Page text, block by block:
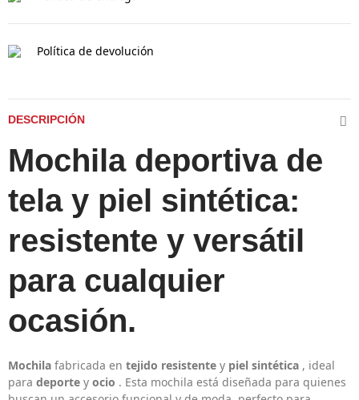
Política de devolución
DESCRIPCIÓN
Mochila deportiva de
tela y piel sintética:
resistente y versátil
para cualquier
ocasión.
Mochila fabricada en tejido resistente y piel sintética , ideal
para deporte y ocio . Esta mochila está diseñada para quienes